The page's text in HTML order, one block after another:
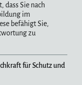
dass Sie nach
im
befähigt Sie,
zu
für Schutz und